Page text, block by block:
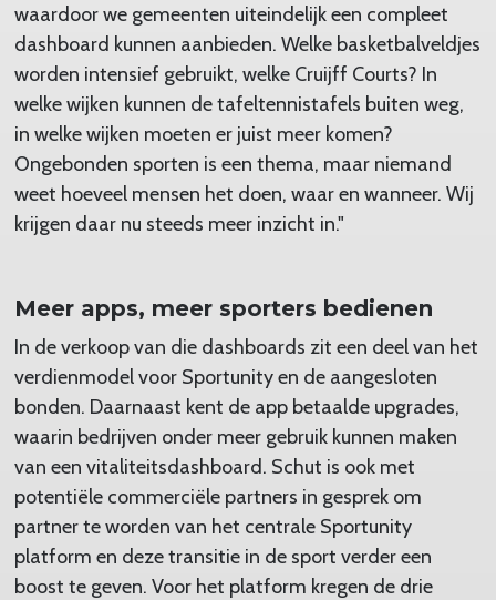
waardoor we gemeenten uiteindelijk een compleet
dashboard kunnen aanbieden. Welke basketbalveldjes
worden intensief gebruikt, welke Cruijff Courts? In
welke wijken kunnen de tafeltennistafels buiten weg,
in welke wijken moeten er juist meer komen?
Ongebonden sporten is een thema, maar niemand
weet hoeveel mensen het doen, waar en wanneer. Wij
krijgen daar nu steeds meer inzicht in."
Meer apps, meer sporters bedienen
In de verkoop van die dashboards zit een deel van het
verdienmodel voor Sportunity en de aangesloten
bonden. Daarnaast kent de app betaalde upgrades,
waarin bedrijven onder meer gebruik kunnen maken
van een vitaliteitsdashboard. Schut is ook met
potentiële commerciële partners in gesprek om
partner te worden van het centrale Sportunity
platform en deze transitie in de sport verder een
boost te geven. Voor het platform kregen de drie